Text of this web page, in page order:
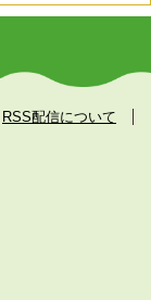
RSS配信について